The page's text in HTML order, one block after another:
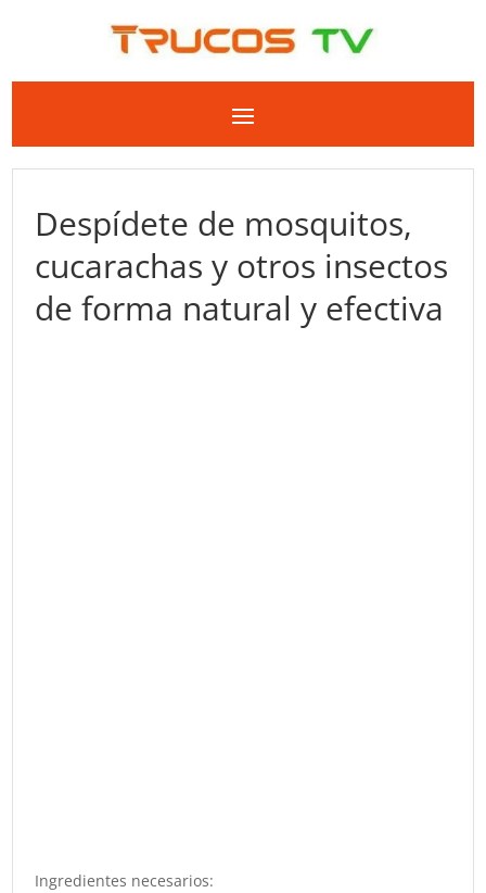
Despídete de mosquitos,
cucarachas y otros insectos
de forma natural y efectiva
Ingredientes necesarios: